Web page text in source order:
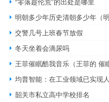
明朝多少年历史清朝多少年（
交警几号上班春节放假
冬天坐着会滴尿吗
王菲催眠酷我音乐（王菲的 催
均普智能：在工业领域已实现
韶关市私立高中学校排名